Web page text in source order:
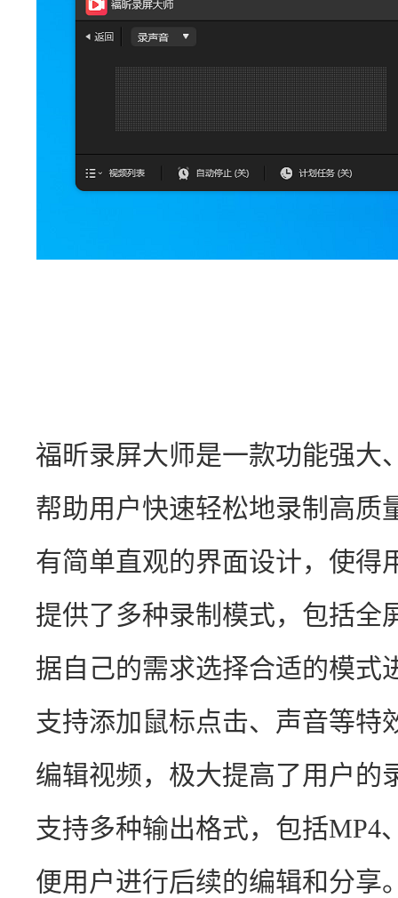
福昕录屏大师是一款功能强大
帮助用户快速轻松地录制高质
有简单直观的界面设计，使得
提供了多种录制模式，包括全
据自己的需求选择合适的模式
支持添加鼠标点击、声音等特
编辑视频，极大提高了用户的
支持多种输出格式，包括
便用户进行后续的编辑和分享